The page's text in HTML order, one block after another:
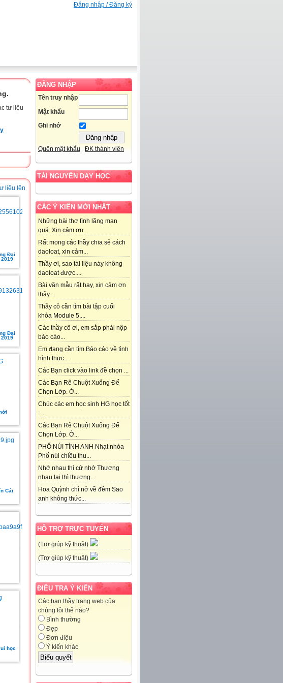
Đăng nhập / Đăng ký
ĐĂNG NHẬP
Tên truy nhập
Mật khẩu
Ghi nhớ
Quên mật khẩu ĐK thành viên
TÀI NGUYÊN DẠY HỌC
CÁC Ý KIẾN MỚI NHẤT
Những bài thơ tình lãng mạn
quá. Xin cảm ơn...
Rất mong các thầy chia sẻ cách
daoloat, xin cảm...
Thầy ơi, sao tài liệu này không
daoloat được....
Bài văn mẫu rất hay, xin cảm ơn
thầy....
Thầy cô cần tìm bài tập cuối
khóa Module 5,...
Các thầy cô ơi, em sắp phải nộp
báo cáo...
Em đang cần tìm Báo cáo về tình
hình thực...
Các Bạn click vào link đề chọn ...
Các Bạn Rê Chuột Xuống Để
Chọn Lớp. Ở...
Chúc các em học sinh HG học tốt
: ...
Các Bạn Rê Chuột Xuống Để
Chọn Lớp. Ở...
PHỐ NÚI TÌNH ANH Nhạt nhòa
Phố núi chiều thu...
Nhớ nhau thì cứ nhớ Thương
nhau lại thì thương...
Hoa Quỳnh chỉ nở về đêm Sao
anh không thức...
HỖ TRỢ TRỰC TUYẾN
(Trợ giúp kỹ thuật)
(Trợ giúp kỹ thuật)
ĐIỀU TRA Ý KIẾN
Các bạn thầy trang web của
chúng tôi thế nào?
Bình thường
Đẹp
Đơn điệu
Ý kiến khác
tư liệu
liệu lên
Đại
Đại
Cái
học